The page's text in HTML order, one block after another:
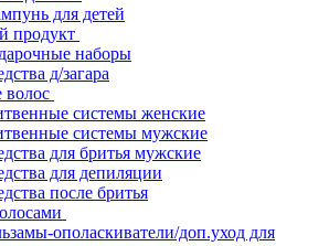
для детей
продукт
наборы
д/загара
волос
системы женские
системы мужские
для бритья мужские
для депиляции
после бритья
ополаскиватели/доп.уход для